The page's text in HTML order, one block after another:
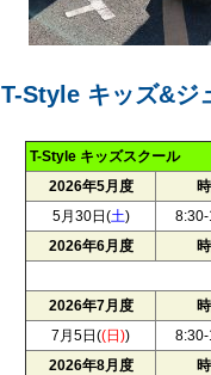
T-Style キッズ&ジ
T-Style キッズスクール
2026年5月度
5月30日(土)
2026年6月度
2026年7月度
7月5日((日))
2026年8月度